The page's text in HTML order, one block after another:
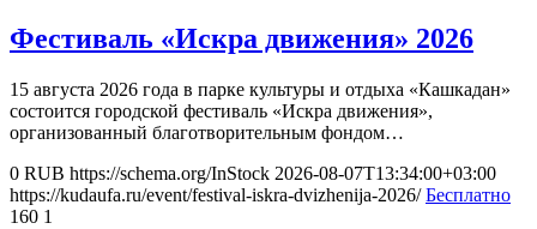
Фестиваль «Искра движения» 2026
15 августа 2026 года в парке культуры и отдыха «Кашкадан»
состоится городской фестиваль «Искра движения»,
организованный благотворительным фондом…
0 RUB https://schema.org/InStock 2026-08-07T13:34:00+03:00
https://kudaufa.ru/event/festival-iskra-dvizhenija-2026/ Бесплатно
160 1